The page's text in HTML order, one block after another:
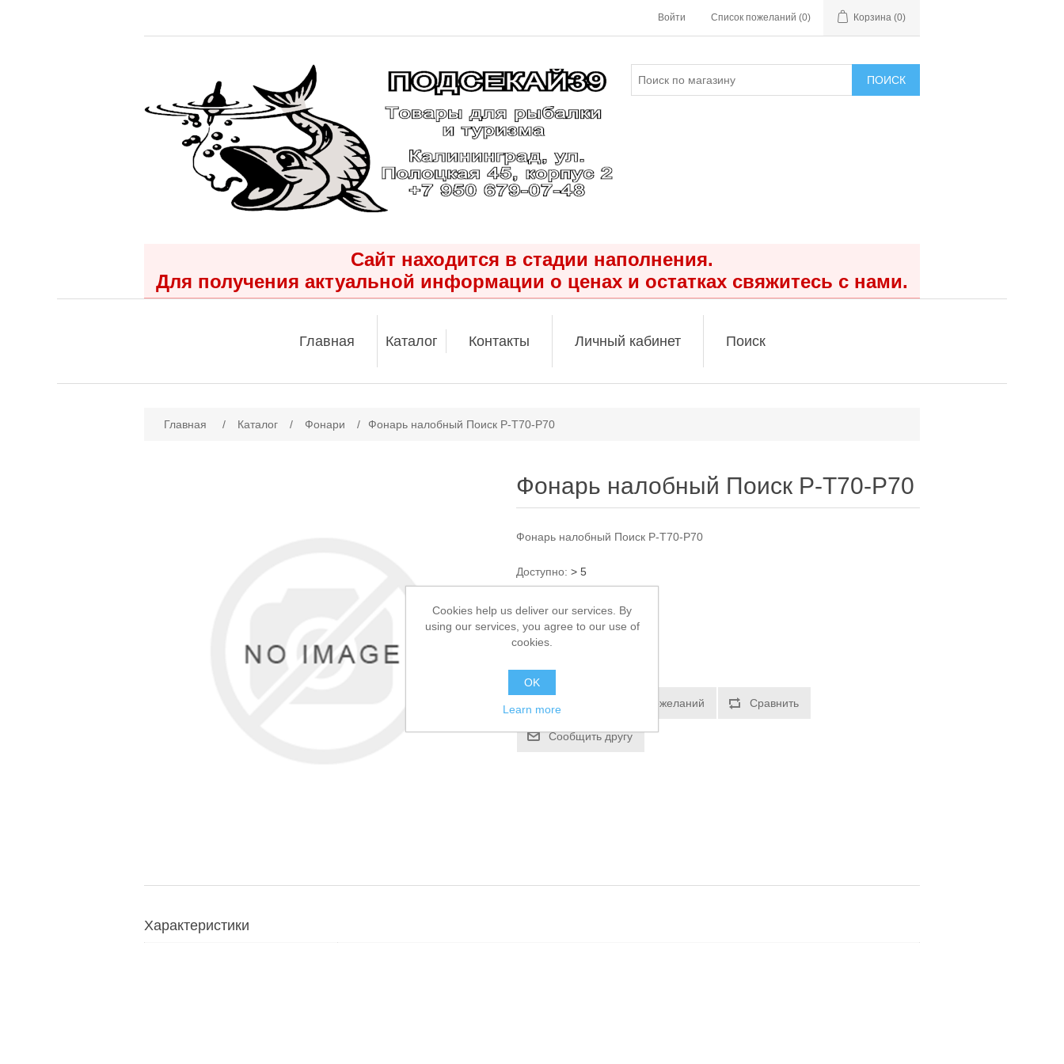
Войти Список пожеланий (0) Корзина (0)
ПОИСК
Сайт находится в стадии наполнения.
Для получения актуальной информации о ценах и остатках свяжитесь с нами.
Главная Каталог Контакты Личный кабинет Поиск
Главная / Каталог / Фонари / Фонарь налобный Поиск P-T70-P70
Фонарь налобный Поиск P-T70-P70
Фонарь налобный Поиск P-T70-P70
Доступно: > 5
1 450,00 ₽
Добавить в список пожеланий Сравнить
Сообщить другу
Характеристики
Cookies help us deliver our services. By
using our services, you agree to our use of
cookies.
OK
Learn more